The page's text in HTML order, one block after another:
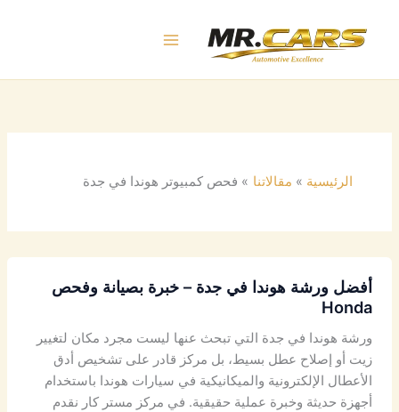
المحتوى
الرئيسية مقالاتنا فحص كمبيوتر هوندا في جدة
أفضل ورشة هوندا في جدة – خبرة بصيانة وفحص
Honda
ورشة هوندا في جدة التي تبحث عنها ليست مجرد مكان لتغيير
زيت أو إصلاح عطل بسيط، بل مركز قادر على تشخيص أدق
الأعطال الإلكترونية والميكانيكية في سيارات هوندا باستخدام
أجهزة حديثة وخبرة عملية حقيقية. في مركز مستر كار نقدم